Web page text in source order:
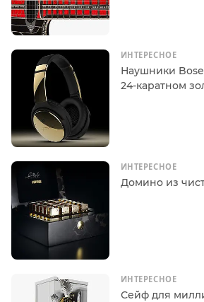
ИНТЕРЕСНОЕ
Наушники
24-каратном
ИНТЕРЕСНОЕ
Домино из
ИНТЕРЕСНОЕ
Сейф для